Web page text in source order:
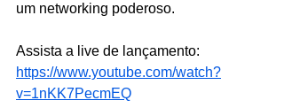
um networking poderoso.
Assista a live de lançamento:
https://www.youtube.com/watch?
v=1nKK7PecmEQ